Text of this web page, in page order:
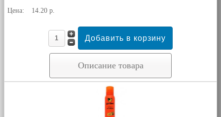
Цена: 14.20 р.
Описание товара